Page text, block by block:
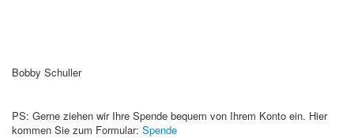
Bobby Schuller
PS: Gerne ziehen wir Ihre Spende bequem von Ihrem Konto ein. Hier
kommen Sie zum Formular: Spende